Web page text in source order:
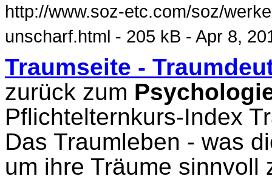
http://www.soz-etc.com/soz/
unscharf.html - 205 kB - Apr 8,
Traumseite -
zurück zum
Pflichtelternkurs-Index
Das Traumleben - was
um ihre Träume